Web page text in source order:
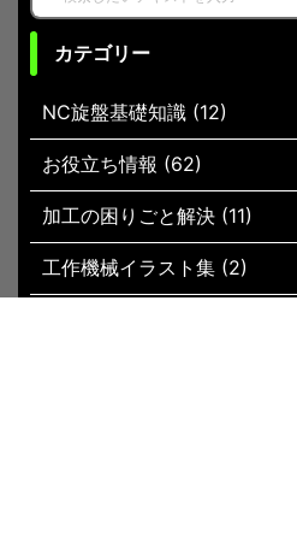
カテゴリー
NC旋盤基礎知識 (12)
お役立ち情報 (62)
加工の困りごと解決 (11)
工作機械イラスト集 (2)